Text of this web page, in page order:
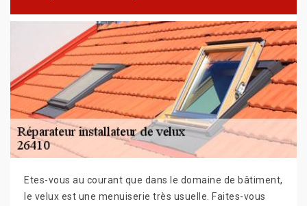
Etes-vous au courant que dans le domaine de bâtiment,
le velux est une menuiserie très usuelle. Faites-vous